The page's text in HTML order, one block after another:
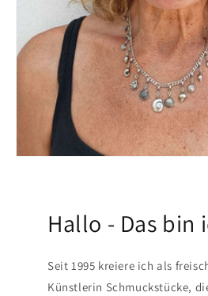
Hallo - Das bin
Seit 1995 kreiere ich als
Künstlerin Schmuckstücke,